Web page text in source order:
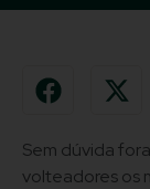
Sem dúvida
volteadores os